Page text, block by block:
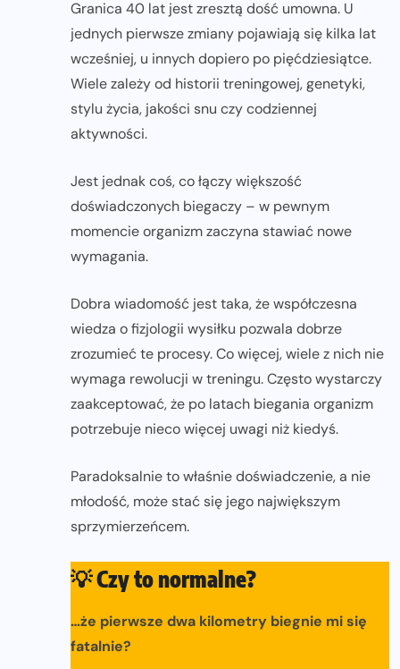
Granica 40 lat jest zresztą dość umowna. U
jednych pierwsze zmiany pojawiają się kilka lat
wcześniej, u innych dopiero po pięćdziesiątce.
Wiele zależy od historii treningowej, genetyki,
stylu życia, jakości snu czy codziennej
aktywności.
Jest jednak coś, co łączy większość
doświadczonych biegaczy – w pewnym
momencie organizm zaczyna stawiać nowe
wymagania.
Dobra wiadomość jest taka, że współczesna
wiedza o fizjologii wysiłku pozwala dobrze
zrozumieć te procesy. Co więcej, wiele z nich nie
wymaga rewolucji w treningu. Często wystarczy
zaakceptować, że po latach biegania organizm
potrzebuje nieco więcej uwagi niż kiedyś.
Paradoksalnie to właśnie doświadczenie, a nie
młodość, może stać się jego największym
sprzymierzeńcem.
💡Czy to normalne?
…że pierwsze dwa kilometry biegnie mi się
fatalnie?